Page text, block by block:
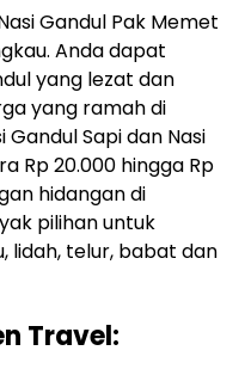
Gandul Pak Memet
Anda dapat
yang lezat dan
yang ramah di
Sapi dan Nasi
Rp 20.000 hingga Rp
hidangan di
pilihan untuk
lidah, telur, babat dan
Travel: